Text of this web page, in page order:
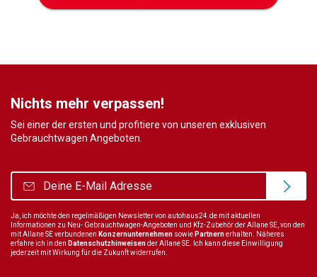
Nichts mehr verpassen!
Sei einer der ersten und profitiere von unseren exklusiven
Gebrauchtwagen Angeboten.
Ja, ich möchte den regelmäßigen Newsletter von autohaus24.de mit aktuellen
Informationen zu Neu- Gebrauchtwagen-Angeboten und Kfz-Zubehör der Allane SE, von den
mit Allane SE verbundenen Konzernunternehmen sowie Partnernerhalten. Näheres
erfahre ich in den Datenschutzhinweisender Allane SE. Ich kann diese Einwilligung
jederzeit mit Wirkung für die Zukunft widerrufen.